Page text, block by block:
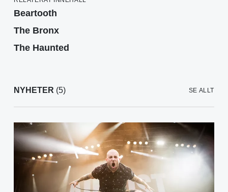
Beartooth
The Bronx
The Haunted
NYHETER (5) SE ALLT